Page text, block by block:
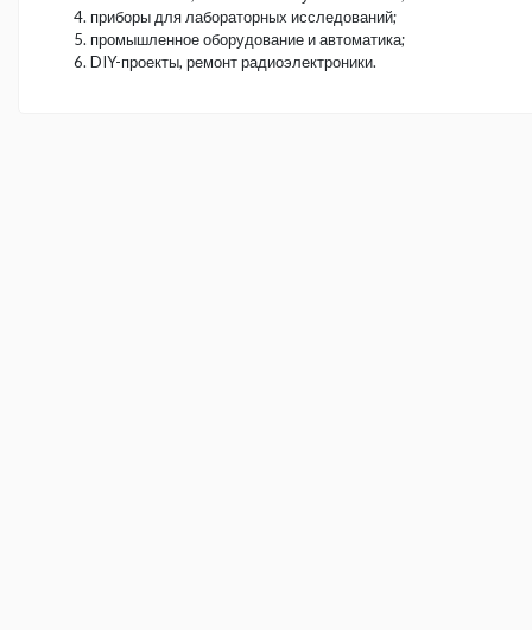
приборы для лабораторных исследований;
промышленное оборудование и автоматика;
DIY-проекты, ремонт радиоэлектроники.